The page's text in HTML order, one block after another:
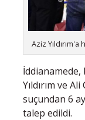
Aziz
Yıldırım ve
suçundan 6
talep edildi.